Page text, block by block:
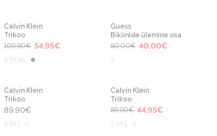
-50%
Calvin Klein
Trikoo
109.90€ 54.95€
S M XL
Guess
Bikiinide ülemine osa
80.00€ 40.00€
S
Calvin Klein
Trikoo
89.90€
S M L +1
-50%
Calvin Klein
Trikoo
89.90€ 44.95€
S M L +1